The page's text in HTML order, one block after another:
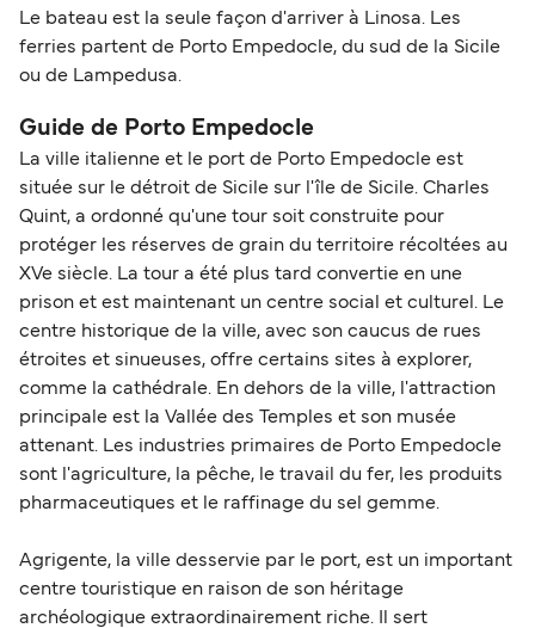
Le bateau est la seule façon d'arriver à Linosa. Les
ferries partent de Porto Empedocle, du sud de la Sicile
ou de Lampedusa.
Guide de Porto Empedocle
La ville italienne et le port de Porto Empedocle est
située sur le détroit de Sicile sur l'île de Sicile. Charles
Quint, a ordonné qu'une tour soit construite pour
protéger les réserves de grain du territoire récoltées au
XVe siècle. La tour a été plus tard convertie en une
prison et est maintenant un centre social et culturel. Le
centre historique de la ville, avec son caucus de rues
étroites et sinueuses, offre certains sites à explorer,
comme la cathédrale. En dehors de la ville, l'attraction
principale est la Vallée des Temples et son musée
attenant. Les industries primaires de Porto Empedocle
sont l'agriculture, la pêche, le travail du fer, les produits
pharmaceutiques et le raffinage du sel gemme.
Agrigente, la ville desservie par le port, est un important
centre touristique en raison de son héritage
archéologique extraordinairement riche. Il sert